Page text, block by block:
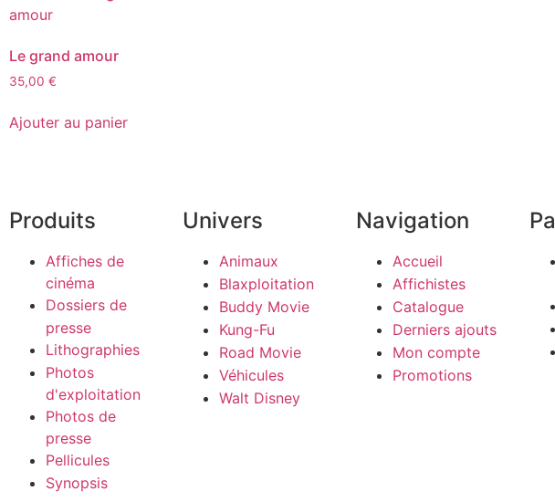
Le grand amour
35,00 €
Ajouter au panier
Produits
Affiches de
cinéma
Dossiers de
presse
Lithographies
Photos
d'exploitation
Photos de
presse
Pellicules
Synopsis
Univers
Animaux
Blaxploitation
Buddy Movie
Kung-Fu
Road Movie
Véhicules
Walt Disney
Navigation
Accueil
Affichistes
Catalogue
Derniers ajouts
Mon compte
Promotions